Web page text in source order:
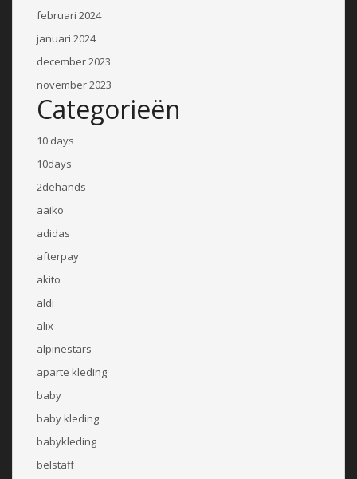
februari 2024
januari 2024
december 2023
november 2023
Categorieën
10 days
10days
2dehands
aaiko
adidas
afterpay
akito
aldi
alix
alpinestars
aparte kleding
baby
baby kleding
babykleding
belstaff